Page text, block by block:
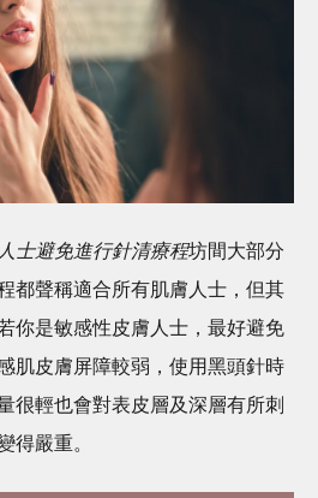
士避免進行針清療程坊間大部分
都聲稱適合所有肌膚人士，但其
你是敏感性皮膚人士，最好避免
肌皮膚屏障較弱，使用黑頭針時
很輕也會對表皮層及深層有所刺
得嚴重。